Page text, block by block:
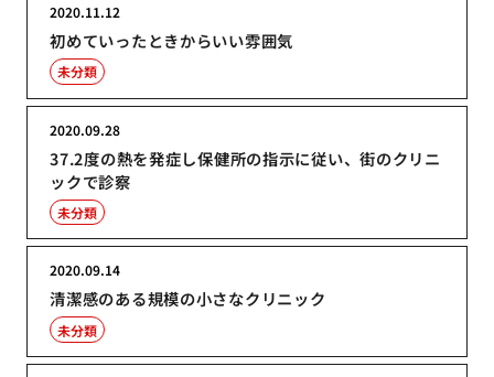
初めていったときからいい雰囲気
2020.11.12
未分類
37.2度の熱を発症し保健所の指示に従い、街のクリニ
ックで診察
2020.09.28
未分類
清潔感のある規模の小さなクリニック
2020.09.14
未分類